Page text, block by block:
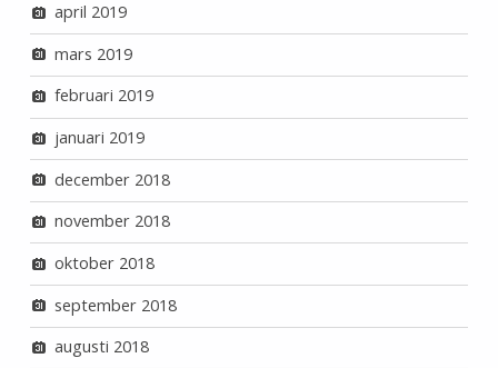
april 2019
mars 2019
februari 2019
januari 2019
december 2018
november 2018
oktober 2018
september 2018
augusti 2018